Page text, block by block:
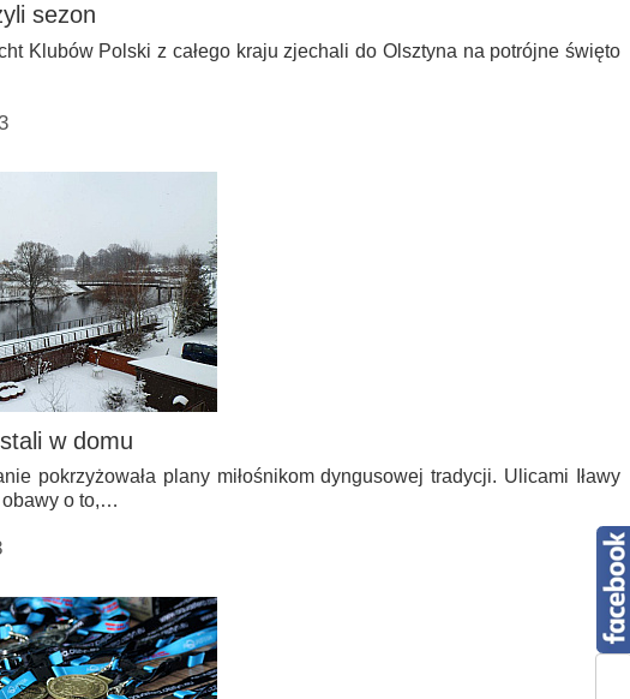
sezon
Klubów Polski z całego kraju zjechali do Olsztyna na potrójne święto
w domu
pokrzyżowała plany miłośnikom dyngusowej tradycji. Ulicami Iławy
obawy o to,…